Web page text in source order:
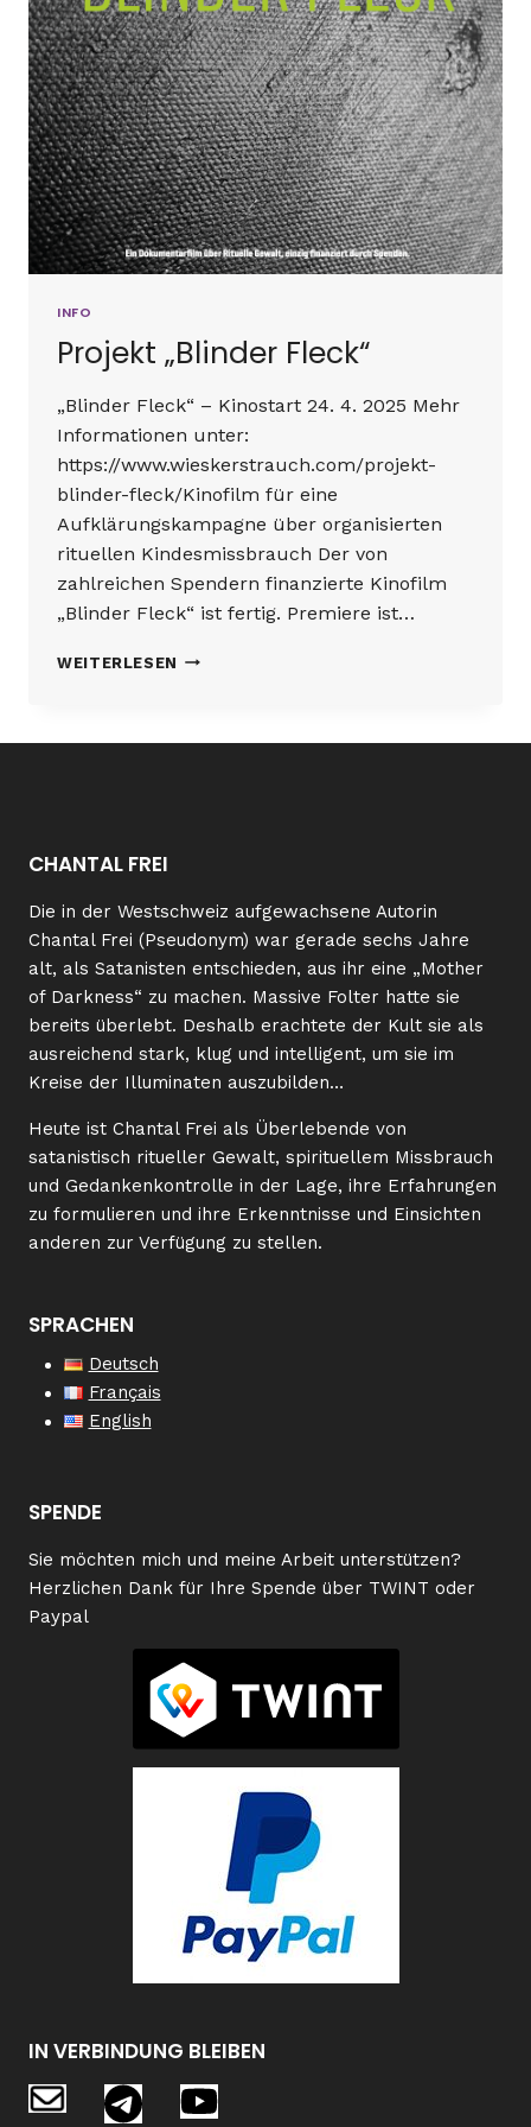
INFO
Projekt „Blinder Fleck“
„Blinder Fleck“ – Kinostart 24. 4. 2025 Mehr
Informationen unter:
https://www.wieskerstrauch.com/projekt-
blinder-fleck/Kinofilm für eine
Aufklärungskampagne über organisierten
rituellen Kindesmissbrauch Der von
zahlreichen Spendern finanzierte Kinofilm
„Blinder Fleck“ ist fertig. Premiere ist…
WEITERLESEN PROJEKT
CHANTAL FREI
Die in der Westschweiz aufgewachsene Autorin
Chantal Frei (Pseudonym) war gerade sechs Jahre
alt, als Satanisten entschieden, aus ihr eine „Mother
of Darkness“ zu machen. Massive Folter hatte sie
bereits überlebt. Deshalb erachtete der Kult sie als
ausreichend stark, klug und intelligent, um sie im
Kreise der Illuminaten auszubilden…
Heute ist Chantal Frei als Überlebende von
satanistisch ritueller Gewalt, spirituellem Missbrauch
und Gedankenkontrolle in der Lage, ihre Erfahrungen
zu formulieren und ihre Erkenntnisse und Einsichten
anderen zur Verfügung zu stellen.
SPRACHEN
Deutsch
Français
English
SPENDE
Sie möchten mich und meine Arbeit unterstützen?
Herzlichen Dank für Ihre Spende über TWINT oder
Paypal
IN VERBINDUNG BLEIBEN